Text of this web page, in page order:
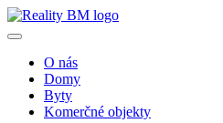
O nás
Domy
Byty
Komerčné objekty